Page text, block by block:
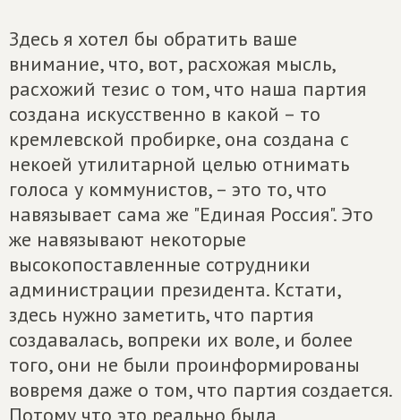
Здесь я хотел бы обратить ваше
внимание, что, вот, расхожая мысль,
расхожий тезис о том, что наша партия
создана искусственно в какой – то
кремлевской пробирке, она создана с
некоей утилитарной целью отнимать
голоса у коммунистов, – это то, что
навязывает сама же "Единая Россия". Это
же навязывают некоторые
высокопоставленные сотрудники
администрации президента. Кстати,
здесь нужно заметить, что партия
создавалась, вопреки их воле, и более
того, они не были проинформированы
вовремя даже о том, что партия создается.
Потому что это реально была